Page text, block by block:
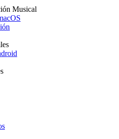
Musical